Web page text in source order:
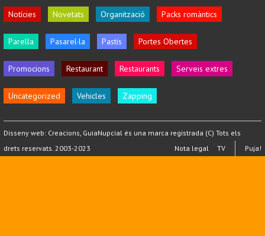
Notícies Novetats Organització Packs romàntics
Parella Pasarel·la Pastís Portes Obertes
Promocions Restaurant Restaurants Serveis extres
Uncategorized Vehicles Zapping
Disseny web: Creacions, GuiaNupcial és una marca registrada (C) Tots els
drets reservats. 2003-2023
Puja!
Nota legal TV